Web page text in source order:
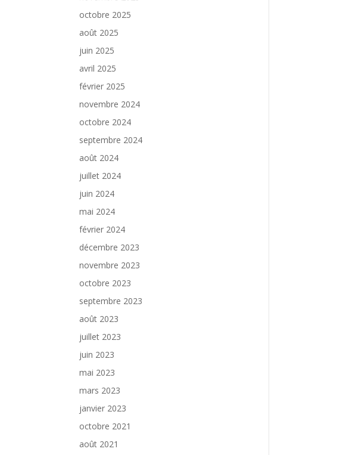
octobre 2025
août 2025
juin 2025
avril 2025
février 2025
novembre 2024
octobre 2024
septembre 2024
août 2024
juillet 2024
juin 2024
mai 2024
février 2024
décembre 2023
novembre 2023
octobre 2023
septembre 2023
août 2023
juillet 2023
juin 2023
mai 2023
mars 2023
janvier 2023
octobre 2021
août 2021